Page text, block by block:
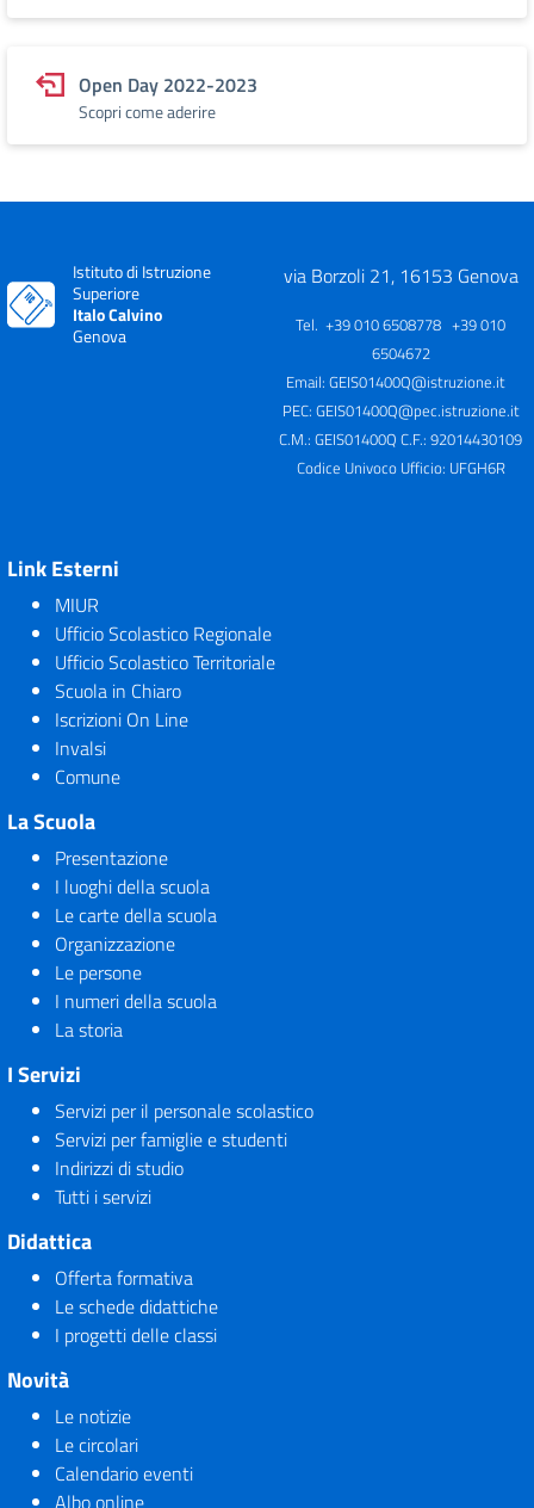
Open Day 2022-2023
Scopri come aderire
Istituto di Istruzione
Superiore
Italo Calvino
Genova
via Borzoli 21, 16153 Genova
Tel. +39 010 6508778 +39 010
6504672
Email: GEIS01400Q@istruzione.it
PEC: GEIS01400Q@pec.istruzione.it
C.M.: GEIS01400Q C.F.: 92014430109
Codice Univoco Ufficio: UFGH6R
Link Esterni
MIUR
Ufficio Scolastico Regionale
Ufficio Scolastico Territoriale
Scuola in Chiaro
Iscrizioni On Line
Invalsi
Comune
La Scuola
Presentazione
I luoghi della scuola
Le carte della scuola
Organizzazione
Le persone
I numeri della scuola
La storia
I Servizi
Servizi per il personale scolastico
Servizi per famiglie e studenti
Indirizzi di studio
Tutti i servizi
Didattica
Offerta formativa
Le schede didattiche
I progetti delle classi
Novità
Le notizie
Le circolari
Calendario eventi
Albo online